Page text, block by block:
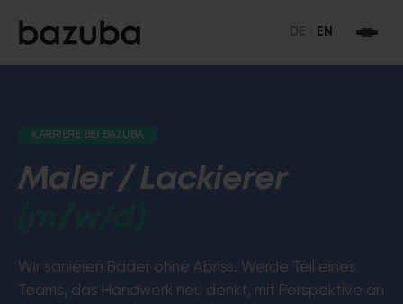
KARRIERE BEI BAZUBA
Maler / Lackierer
Wir sanieren Bäder ohne Abriss. Werde Teil eines
Teams, das Handwerk neu denkt, mit Perspektive an
EN